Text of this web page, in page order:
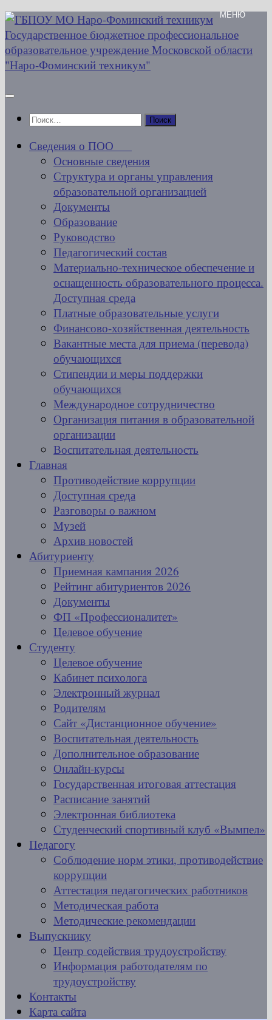
Перейти
к
содержимому
Найти:
Сведения о ПОО
Основные сведения
Структура и органы управления
образовательной организацией
Документы
Образование
Руководство
Педагогический состав
Материально-техническое обеспечение и
оснащенность образовательного процесса.
Доступная среда
Платные образовательные услуги
Финансово-хозяйственная деятельность
Вакантные места для приема (перевода)
обучающихся
Стипендии и меры поддержки
обучающихся
Международное сотрудничество
Организация питания в образовательной
организации
Воспитательная деятельность
Главная
Противодействие коррупции
Доступная среда
Разговоры о важном
Музей
Архив новостей
Абитуриенту
Приемная кампания 2026
Рейтинг абитуриентов 2026
Документы
ФП «Профессионалитет»
Целевое обучение
Студенту
Целевое обучение
Кабинет психолога
Электронный журнал
Родителям
Сайт «Дистанционное обучение»
Воспитательная деятельность
Дополнительное образование
Онлайн-курсы
Государственная итоговая аттестация
Расписание занятий
Электронная библиотека
Студенческий спортивный клуб «Вымпел»
Педагогу
Соблюдение норм этики, противодействие
коррупции
Аттестация педагогических работников
Методическая работа
Методические рекомендации
Выпускнику
Центр содействия трудоустройству
Информация работодателям по
трудоустройству
Контакты
Карта сайта